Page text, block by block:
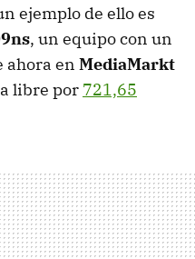
ejemplo de ello es
, un equipo con un
ahora en MediaMarkt
libre por 721,65